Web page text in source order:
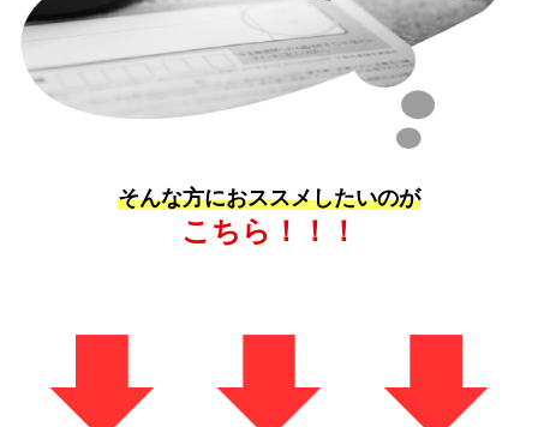
そんな方におススメしたいのが
こちら！！！